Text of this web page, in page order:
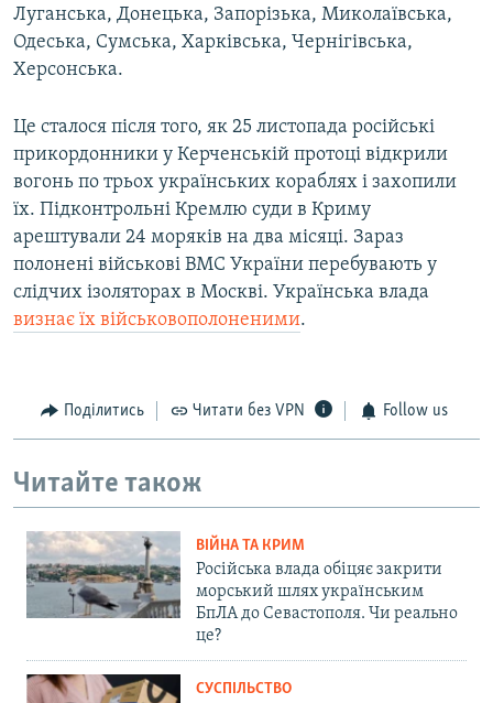
Луганська, Донецька, Запорізька, Миколаївська,
Одеська, Сумська, Харківська, Чернігівська,
Херсонська.
Це сталося після того, як 25 листопада російські
прикордонники у Керченській протоці відкрили
вогонь по трьох українських кораблях і захопили
їх. Підконтрольні Кремлю суди в Криму
арештували 24 моряків на два місяці. Зараз
полонені військові ВМС України перебувають у
слідчих ізоляторах в Москві. Українська влада
визнає їх військовополоненими.
Поділитись Читати без VPN Follow us
Читайте також
ВІЙНА ТА КРИМ
Російська влада обіцяє закрити
морський шлях українським
БпЛА до Севастополя. Чи реально
це?
СУСПІЛЬСТВО